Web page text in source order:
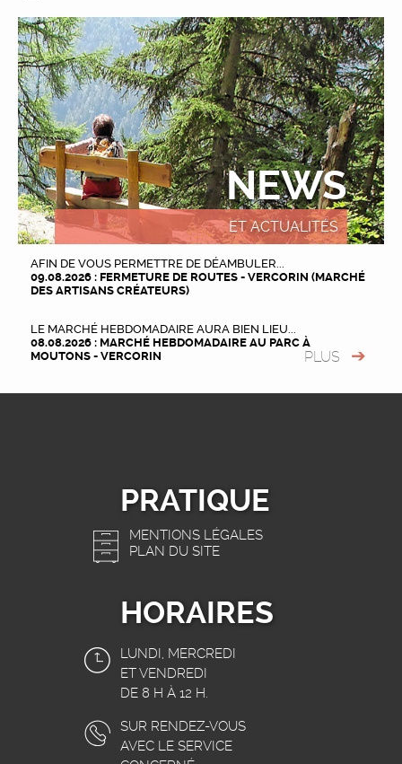
NEWS
ET ACTUALITÉS
AFIN DE VOUS PERMETTRE DE DÉAMBULER...
09.08.2026 : FERMETURE DE ROUTES - VERCORIN (MARCHÉ
DES ARTISANS CRÉATEURS)
LE MARCHÉ HEBDOMADAIRE AURA BIEN LIEU...
08.08.2026 : MARCHÉ HEBDOMADAIRE AU PARC À
MOUTONS - VERCORIN
PLUS
PRATIQUE
MENTIONS LÉGALES
PLAN DU SITE
HORAIRES
LUNDI, MERCREDI
ET VENDREDI
DE 8 H À 12 H.
SUR RENDEZ-VOUS
AVEC LE SERVICE